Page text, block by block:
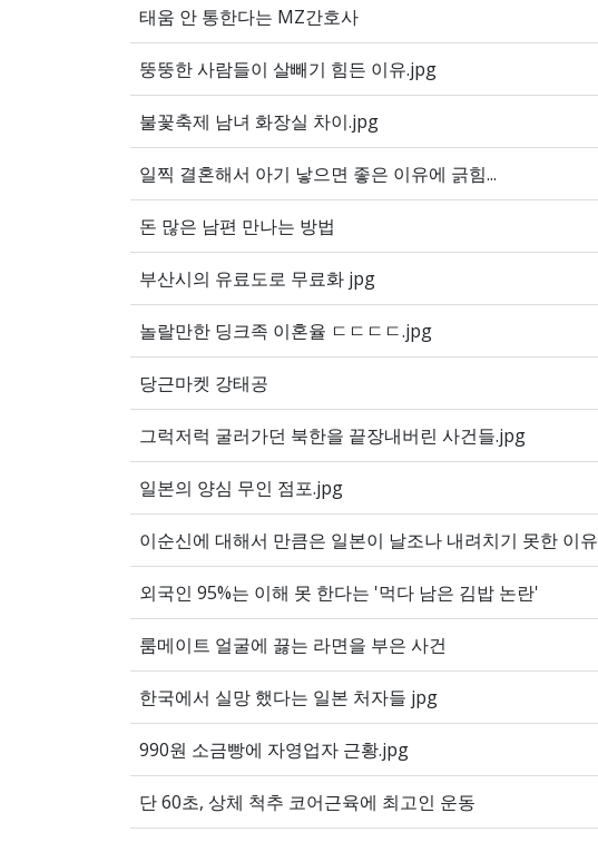
태움 안 통한다는 MZ간호사
뚱뚱한 사람들이 살빼기 힘든 이유.jpg
불꽃축제 남녀 화장실 차이.jpg
일찍 결혼해서 아기 낳으면 좋은 이유에 긁힘...
돈 많은 남편 만나는 방법
부산시의 유료도로 무료화 jpg
놀랄만한 딩크족 이혼율 ㄷㄷㄷㄷ.jpg
당근마켓 강태공
그럭저럭 굴러가던 북한을 끝장내버린 사건들.jpg
일본의 양심 무인 점포.jpg
이순신에 대해서 만큼은 일본이 날조나 내려치기 못한 이유
외국인 95%는 이해 못 한다는 '먹다 남은 김밥 논란'
룸메이트 얼굴에 끓는 라면을 부은 사건
한국에서 실망 했다는 일본 처자들 jpg
990원 소금빵에 자영업자 근황.jpg
단 60초, 상체 척추 코어근육에 최고인 운동